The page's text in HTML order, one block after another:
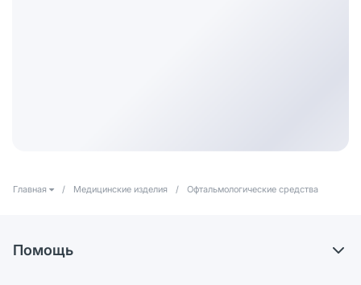
Главная / Медицинские изделия / Офтальмологические средства
Помощь